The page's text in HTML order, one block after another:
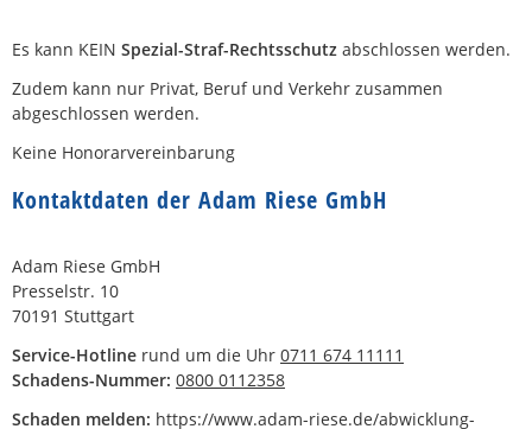
Es kann KEIN Spezial-Straf-Rechtsschutz abschlossen werden.
Zudem kann nur Privat, Beruf und Verkehr zusammen
abgeschlossen werden.
Keine Honorarvereinbarung
Kontaktdaten der Adam Riese GmbH
Adam Riese GmbH
Presselstr. 10
70191 Stuttgart
Service-Hotline rund um die Uhr 0711 674 11111
Schadens-Nummer: 0800 0112358
Schaden melden: https://www.adam-riese.de/abwicklung-